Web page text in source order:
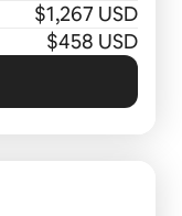
$1,267 USD
$458 USD